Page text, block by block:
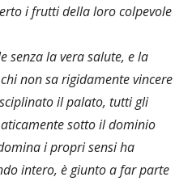
i frutti della loro colpevole
senza la vera salute, e la
non sa rigidamente vincere
il palato, tutti gli
sotto il dominio
i propri sensi ha
intero, è giunto a far parte